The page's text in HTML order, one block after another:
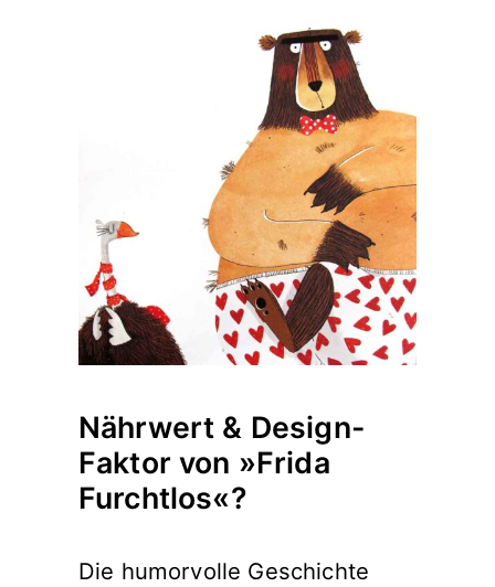
Nährwert & Design-
Faktor von »Frida
Furchtlos«?
Die humorvolle Geschichte